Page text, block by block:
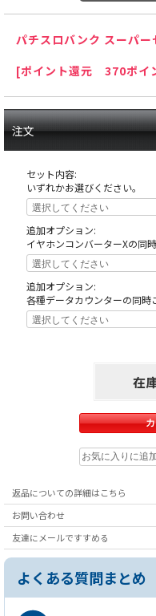
天井の木枠部分に島へ固定する
は修復できない部分ですので予
プションに関するご注
※こちらの台にイヤ
場合、出力される音
た、イヤホンを外し
らは音声が出力され
了承いただけますよう
パチスロバンク スーパー
[ポイント還元 370ポイ
注文
セット内容:
いずれかお選びください。
追加オプション:
イヤホンコンバーターXの同
追加オプション:
各種データカウンターの同時
在
返品についての詳細はこちら
お問い合わせ
友達にメールですすめる
よくある質問まとめ